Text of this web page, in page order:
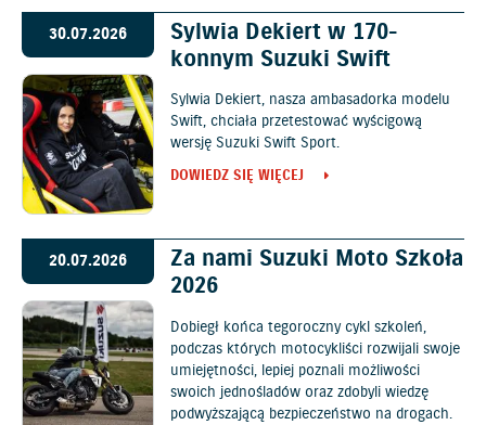
30.07.2026
Sylwia Dekiert w 170-
konnym Suzuki Swift
Sylwia Dekiert, nasza ambasadorka modelu
Swift, chciała przetestować wyścigową
wersję Suzuki Swift Sport.
DOWIEDZ SIĘ WIĘCEJ
20.07.2026
Za nami Suzuki Moto Szkoła
2026
Dobiegł końca tegoroczny cykl szkoleń,
podczas których motocykliści rozwijali swoje
umiejętności, lepiej poznali możliwości
swoich jednośladów oraz zdobyli wiedzę
podwyższającą bezpieczeństwo na drogach.